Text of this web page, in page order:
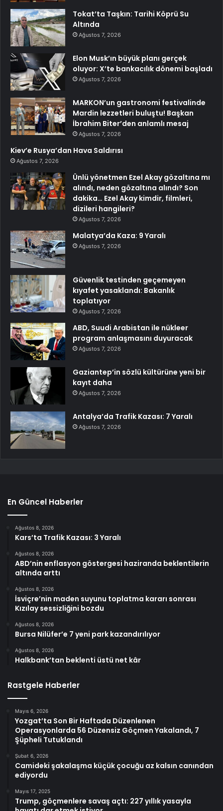
Tokat’ta Taşkın: Tarihi Köprü Su
Altında
Ağustos 7, 2026
Elon Musk’ın büyük planı gerçek
oluyor: X’te bankacılık dönemi başladı
Ağustos 7, 2026
MARKON’un gastronomi festivalinde
Mardin lezzetleri buluştu! Başkan
İbrahim Biter’den anlamlı mesaj
Ağustos 7, 2026
Kiev’e Rusya’dan Hava Saldırısı
Ağustos 7, 2026
Ünlü yönetmen Ezel Akay gözaltına mı
alındı, neden gözaltına alındı? Son
dakika… Ezel Akay kimdir, filmleri,
dizileri hangileri?
Ağustos 7, 2026
Malatya’da Kaza: 9 Yaralı
Ağustos 7, 2026
Güvenlik testinden geçemeyen
kıyafet yasaklandı: Bakanlık
toplatıyor
Ağustos 7, 2026
ABD, Suudi Arabistan ile nükleer
program anlaşmasını duyuracak
Ağustos 7, 2026
Gaziantep’in sözlü kültürüne yeni bir
kayıt daha
Ağustos 7, 2026
Antalya’da Trafik Kazası: 7 Yaralı
Ağustos 7, 2026
En Güncel Haberler
Ağustos 8, 2026
Kars’ta Trafik Kazası: 3 Yaralı
Ağustos 8, 2026
ABD’nin enflasyon göstergesi haziranda beklentilerin
altında arttı
Ağustos 8, 2026
İsviçre’nin maden suyunu toplatma kararı sonrası
Kızılay sessizliğini bozdu
Ağustos 8, 2026
Bursa Nilüfer’e 7 yeni park kazandırılıyor
Ağustos 8, 2026
Halkbank’tan beklenti üstü net kâr
Rastgele Haberler
Mayıs 6, 2026
Yozgat’ta Son Bir Haftada Düzenlenen
Operasyonlarda 56 Düzensiz Göçmen Yakalandı, 7
Şüpheli Tutuklandı
Şubat 6, 2026
Camideki şakalaşma küçük çocuğu az kalsın canından
ediyordu
Mayıs 17, 2025
Trump, göçmenlere savaş açtı: 227 yıllık yasayla